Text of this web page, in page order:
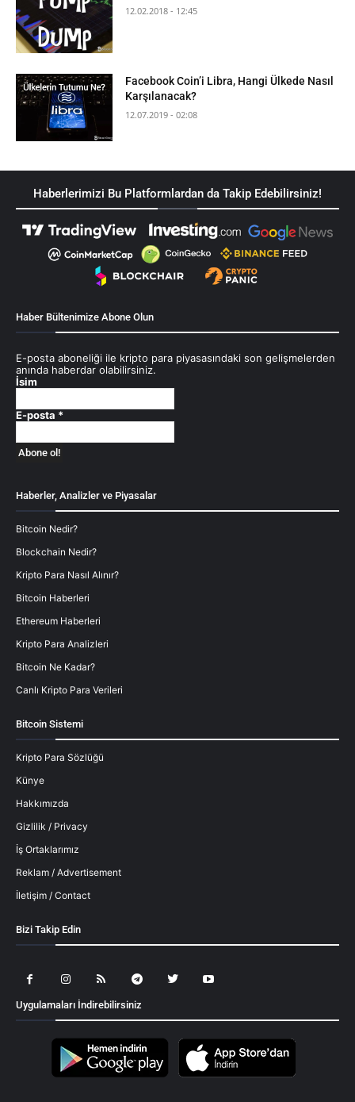
12.02.2018 - 12:45
Facebook Coin’i Libra, Hangi Ülkede Nasıl
Karşılanacak?
12.07.2019 - 02:08
Haberlerimizi Bu Platformlardan da Takip Edebilirsiniz!
Haber Bültenimize Abone Olun
E-posta aboneliği ile kripto para piyasasındaki son gelişmelerden
anında haberdar olabilirsiniz.
İsim
E-posta *
Haberler, Analizler ve Piyasalar
Bitcoin Nedir?
Blockchain Nedir?
Kripto Para Nasıl Alınır?
Bitcoin Haberleri
Ethereum Haberleri
Kripto Para Analizleri
Bitcoin Ne Kadar?
Canlı Kripto Para Verileri
Bitcoin Sistemi
Kripto Para Sözlüğü
Künye
Hakkımızda
Gizlilik / Privacy
İş Ortaklarımız
Reklam / Advertisement
İletişim / Contact
Bizi Takip Edin
Uygulamaları İndirebilirsiniz